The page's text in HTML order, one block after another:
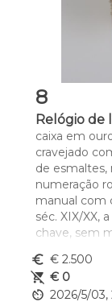
8
Relógio de
caixa em
cravejado
de
numeração
manual com
séc. XIX/XX,
chave, sem
nº 2, alínea
Dim. - 3,8 cm
Peso -
euro_symbol € 2.500
remove_shopping_cart € 0
av_timer 2026/5/03,